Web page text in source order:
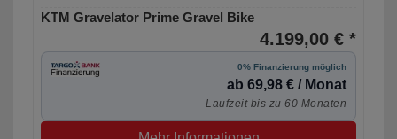
KTM Gravelator Prime Gravel Bike
4.199,00 € *
0% Finanzierung möglich
ab 69,98 € / Monat
Laufzeit bis zu 60 Monaten